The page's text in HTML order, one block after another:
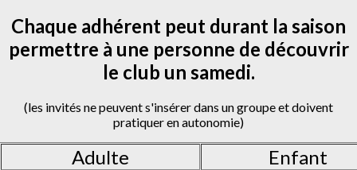
Chaque adhérent peut durant la saison
permettre à une personne de découvrir
le club un samedi.
(les invités ne peuvent s'insérer dans un groupe et doivent
pratiquer en autonomie)
Adulte Enfant